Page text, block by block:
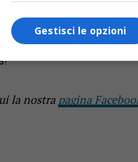
la nostra pagina
Gestisci le opzioni